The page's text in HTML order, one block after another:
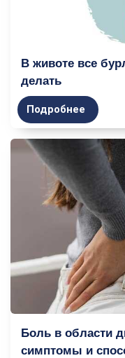
В животе все
делать
Подробнее
Боль в области
симптомы и